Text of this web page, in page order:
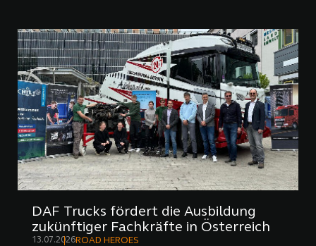
DAF Trucks fördert die Ausbildung
zukünftiger Fachkräfte in Österreich
13.07.2026ROAD HEROES